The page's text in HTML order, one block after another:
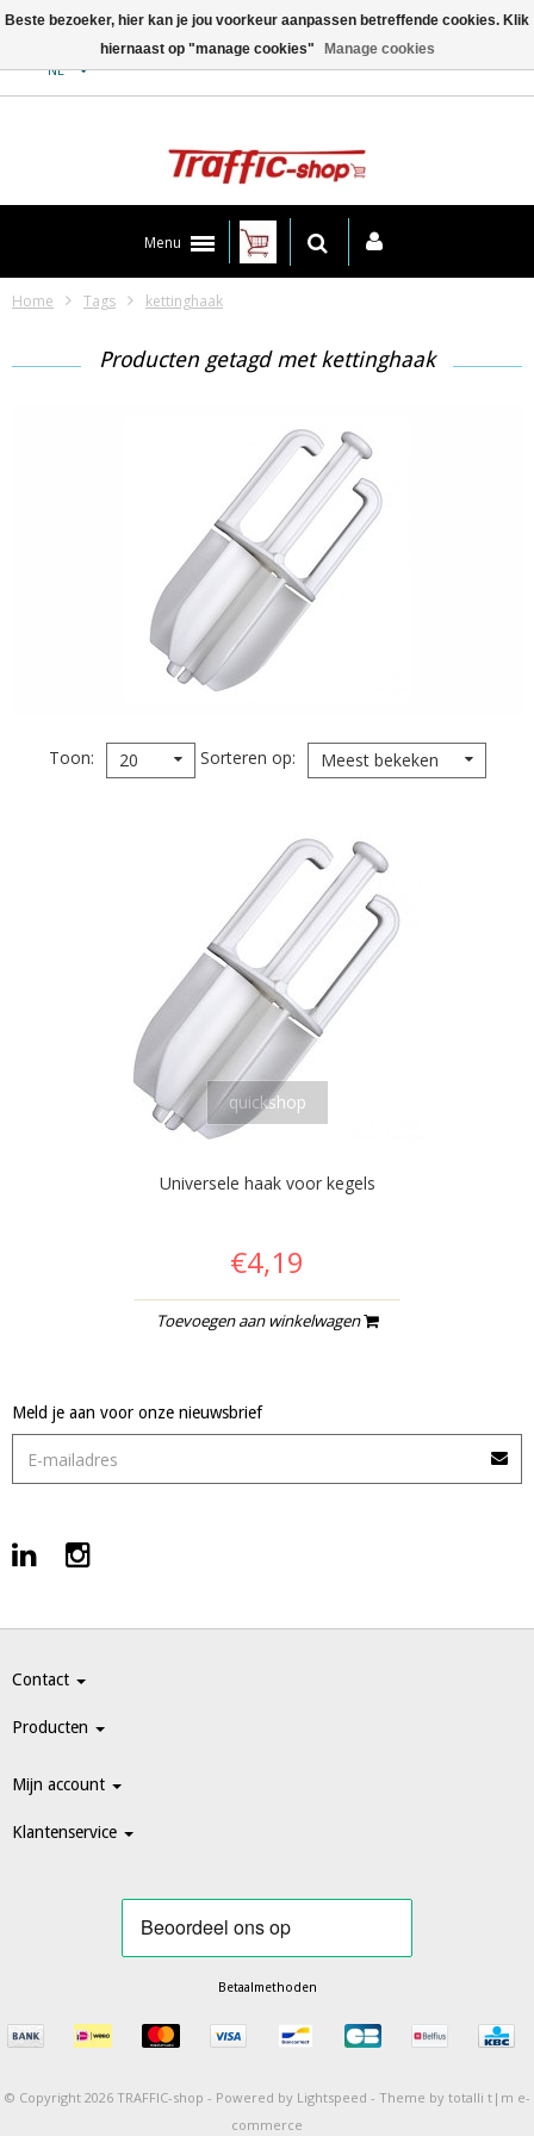
NL
Menu
Home Tags kettinghaak
Producten getagd met kettinghaak
Toon 20 Sorteren op Meest bekeken
quickshop
Universele haak voor kegels
€4,19
Toevoegen aan winkelwagen
Meld je aan voor onze nieuwsbrief
Contact
Producten
Mijn account
Klantenservice
Betaalmethoden
© Copyright 2026 TRAFFIC-shop - Powered by Lightspeed - Theme by totalli t|m e-
commerce
Beste bezoeker, hier kan je jou voorkeur aanpassen betreffende cookies. Klik
hiernaast op "manage cookies"
Manage cookies